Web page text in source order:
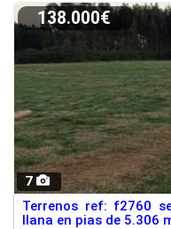
7
138.000€
Terrenos ref: f2760
llana en pias de 5.306